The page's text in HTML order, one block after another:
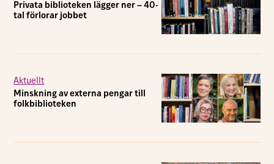
Privata biblioteken lägger ner – 40-
tal förlorar jobbet
Aktuellt
Minskning av externa pengar till
folkbiblioteken